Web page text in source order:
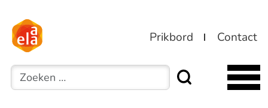
Prikbord Contact
Zoeken